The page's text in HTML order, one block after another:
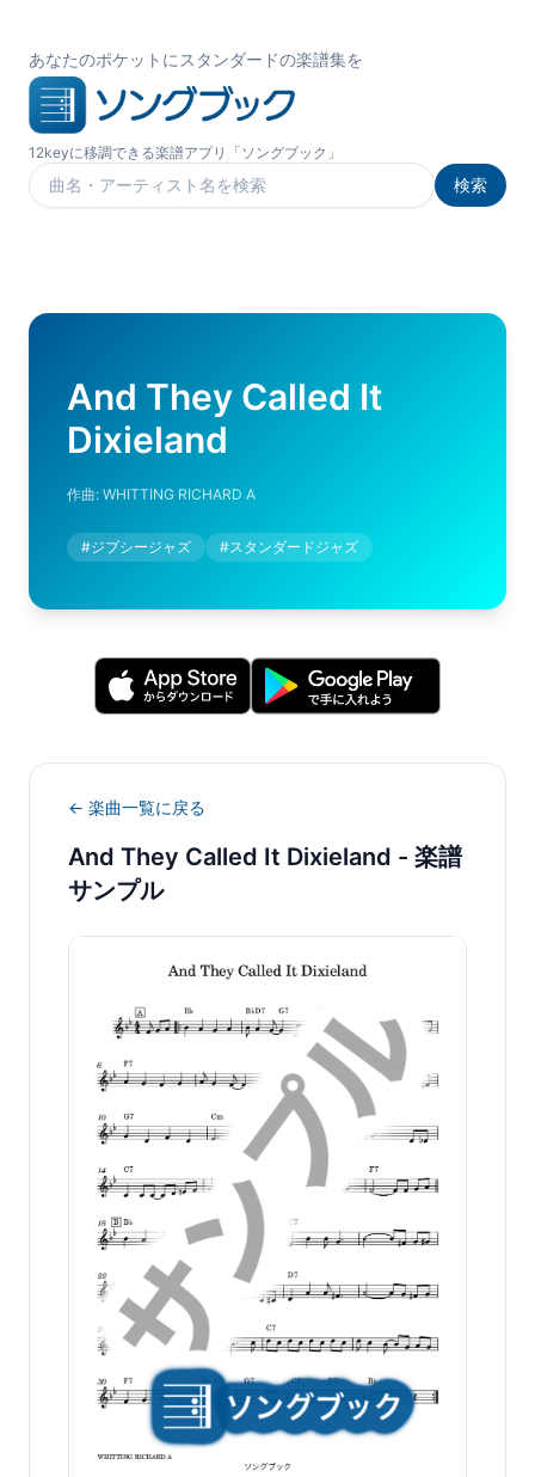
あなたのポケットにスタンダードの楽譜集を
12keyに移調できる楽譜アプリ「ソングブック」
楽曲を検索
検索
And They Called It
Dixieland
作曲: WHITTING RICHARD A
#ジプシージャズ #スタンダードジャズ
← 楽曲一覧に戻る
And They Called It Dixieland - 楽譜
サンプル